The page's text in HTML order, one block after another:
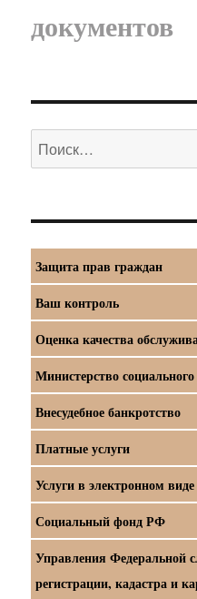
документов
Искать:
Защита прав граждан
Ваш контроль
Оценка качества
Министерство
Внесудебное банкротство
Платные услуги
Услуги в электронном виде
Социальный фонд РФ
Управления Федеральной
регистрации, кадастра и